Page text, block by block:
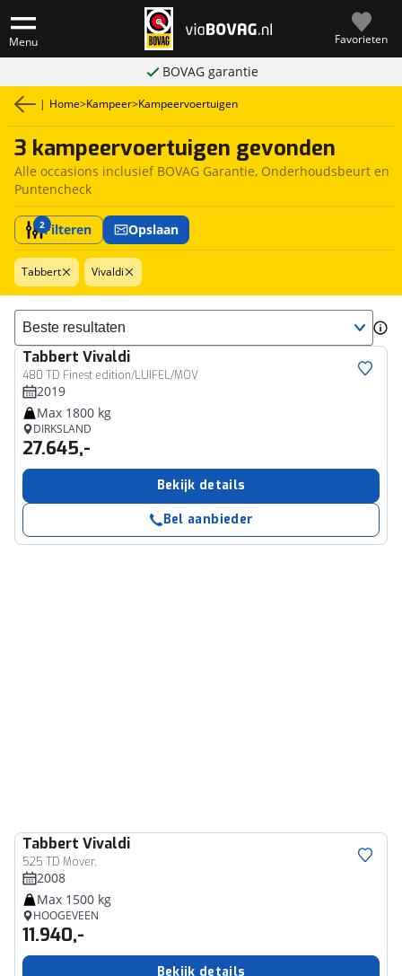
Menu Favorieten
BOVAG garantie
| Home>Kampeer>Kampeervoertuigen
3 kampeervoertuigen gevonden
Alle occasions inclusief BOVAG Garantie, Onderhoudsbeurt en
Puntencheck
2Filteren Opslaan
Tabbert Vivaldi
Sorteer resultaten
Tabbert Vivaldi
480 TD Finest edition/LUIFEL/MOV
2019
Max 1800 kg
DIRKSLAND
27.645,-
Bekijk details
Bel aanbieder
Tabbert Vivaldi
525 TD Mover,
2008
Max 1500 kg
HOOGEVEEN
11.940,-
Bekijk details